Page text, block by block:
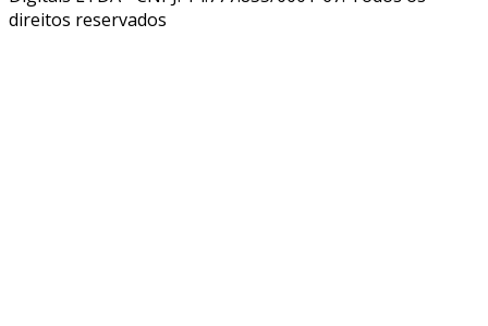
direitos reservados